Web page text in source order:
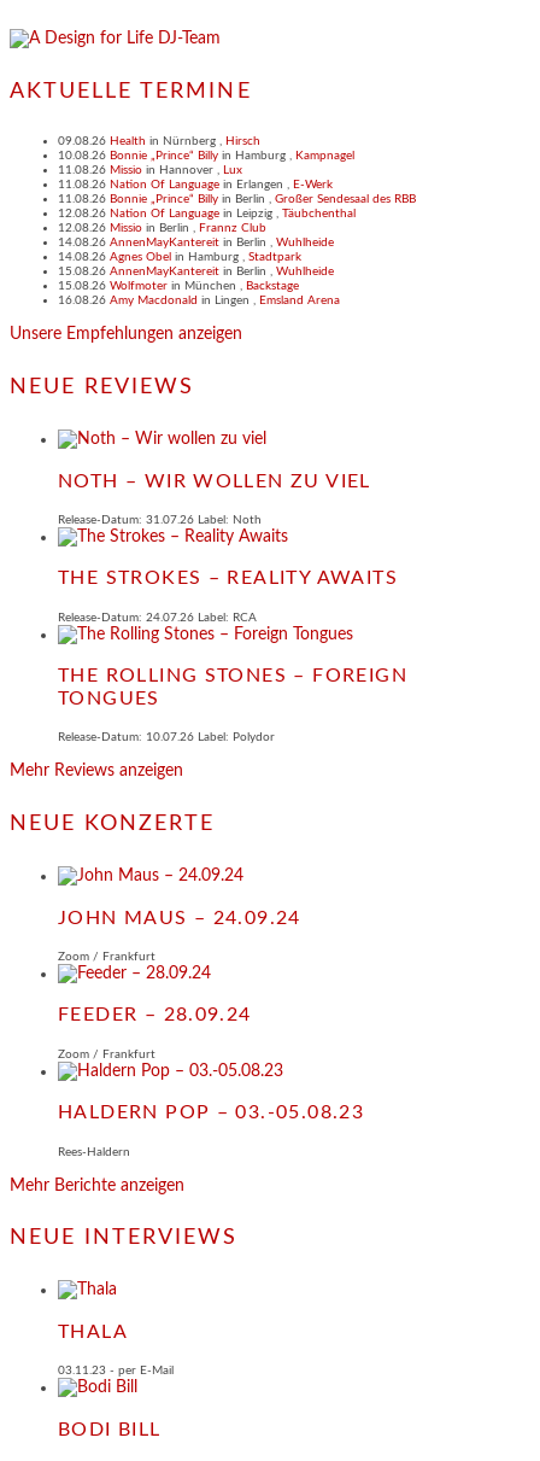
AKTUELLE TERMINE
09.08.26 Health in Nürnberg , Hirsch
10.08.26 Bonnie „Prince“ Billy in Hamburg , Kampnagel
11.08.26 Missio in Hannover , Lux
11.08.26 Nation Of Language in Erlangen , E-Werk
11.08.26 Bonnie „Prince“ Billy in Berlin , Großer Sendesaal des RBB
12.08.26 Nation Of Language in Leipzig , Täubchenthal
12.08.26 Missio in Berlin , Frannz Club
14.08.26 AnnenMayKantereit in Berlin , Wuhlheide
14.08.26 Agnes Obel in Hamburg , Stadtpark
15.08.26 AnnenMayKantereit in Berlin , Wuhlheide
15.08.26 Wolfmoter in München , Backstage
16.08.26 Amy Macdonald in Lingen , Emsland Arena
Unsere Empfehlungen anzeigen
NEUE REVIEWS
NOTH – WIR WOLLEN ZU VIEL
Release-Datum: 31.07.26 Label: Noth
THE STROKES – REALITY AWAITS
Release-Datum: 24.07.26 Label: RCA
THE ROLLING STONES – FOREIGN
TONGUES
Release-Datum: 10.07.26 Label: Polydor
Mehr Reviews anzeigen
NEUE KONZERTE
JOHN MAUS – 24.09.24
Zoom / Frankfurt
FEEDER – 28.09.24
Zoom / Frankfurt
HALDERN POP – 03.-05.08.23
Rees-Haldern
Mehr Berichte anzeigen
NEUE INTERVIEWS
THALA
03.11.23 - per E-Mail
BODI BILL